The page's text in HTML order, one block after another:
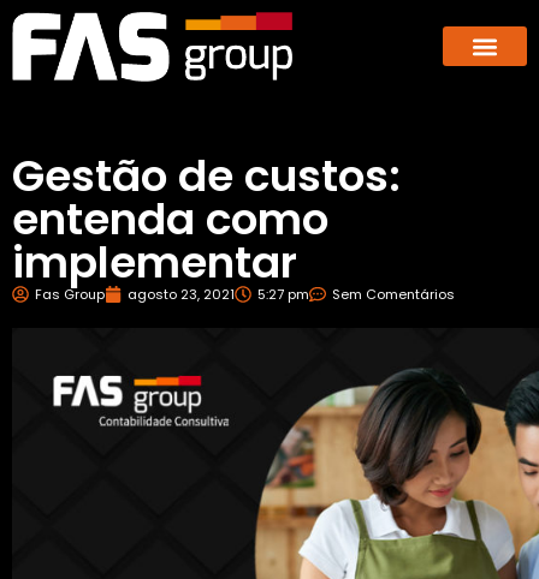
Gestão de custos:
entenda como
implementar
Fas Group agosto 23, 2021 5:27 pm Sem Comentários